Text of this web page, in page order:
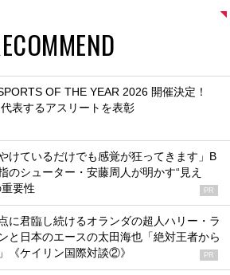
OF THE YEAR 2026 開催決定！
表するアスリートを表彰
けているだけでも感覚が狂ってきます」B
のシューター・安藤周人が明かす“見え
要性
PR
に君臨し続けるオランダの超人ハリー・ラ
と日本のエースの太田海也「絶対王者から
《ケイリン国際対談②》
PR